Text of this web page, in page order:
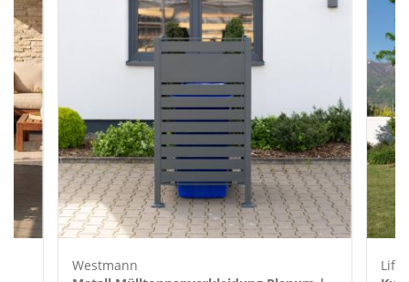
Westmann